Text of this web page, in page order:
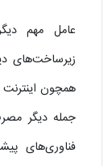
عامل مهم
زیرساخت‌های
همچون
جمله دیگر
فناوری‌های